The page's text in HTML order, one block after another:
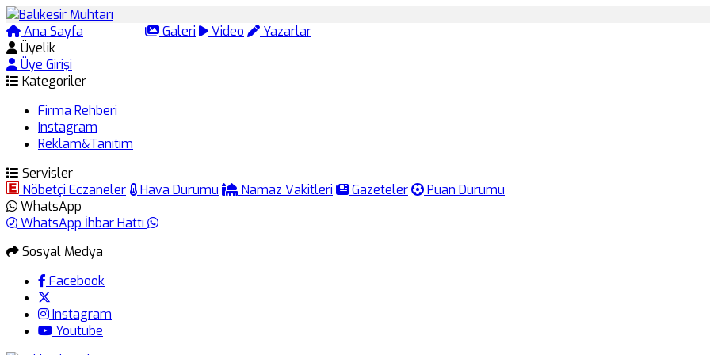
Ana Sayfa Galeri Video
Yazarlar
Üyelik
Üye Girişi
Kategoriler
Firma Rehberi
Instagram
Reklam&Tanıtım
Servisler
Nöbetçi Eczaneler
Hava Durumu Namaz Vakitleri Gazeteler
Puan Durumu
WhatsApp
WhatsApp İhbar Hattı
Sosyal Medya
Facebook
Instagram
Youtube